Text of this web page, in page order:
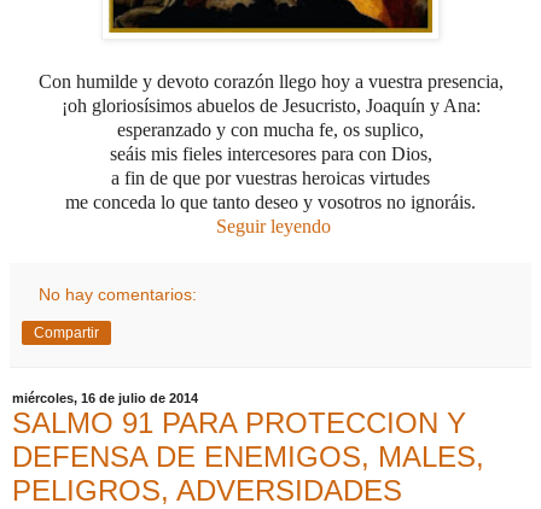
Con humilde y devoto corazón llego hoy a vuestra presencia,
¡oh gloriosísimos abuelos de Jesucristo, Joaquín y Ana:
esperanzado y con mucha fe, os suplico,
seáis mis fieles intercesores para con Dios,
a fin de que por vuestras heroicas virtudes
me conceda lo que tanto deseo y vosotros no ignoráis.
Seguir leyendo
No hay comentarios:
Compartir
miércoles, 16 de julio de 2014
SALMO 91 PARA PROTECCION Y
DEFENSA DE ENEMIGOS, MALES,
PELIGROS, ADVERSIDADES